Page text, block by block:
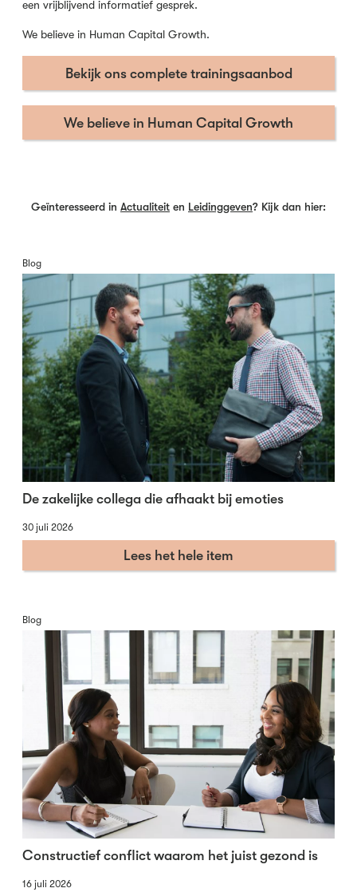
een vrijblijvend informatief gesprek.
We believe in Human Capital Growth.
Bekijk ons complete trainingsaanbod
We believe in Human Capital Growth
Geïnteresseerd in Actualiteit en Leidinggeven? Kijk dan hier:
Blog
De zakelijke collega die afhaakt bij emoties
30 juli 2026
Lees het hele item
Blog
Constructief conflict waarom het juist gezond is
16 juli 2026